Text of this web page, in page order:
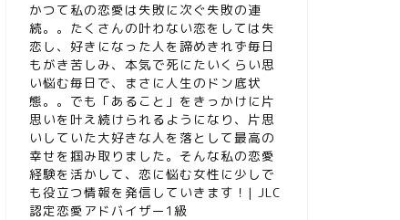
かつて私の恋愛は失敗に次ぐ失敗の連
続。。たくさんの叶わない恋をしては失
恋し、好きになった人を諦めきれず毎日
もがき苦しみ、本気で死にたいくらい思
い悩む毎日で、まさに人生のドン底状
態。。でも「あること」をきっかけに片
思いを叶え続けられるようになり、片思
いしていた大好きな人を落として最高の
幸せを掴み取りました。そんな私の恋愛
経験を活かして、恋に悩む女性に少しで
も役立つ情報を発信していきます！| JLC
認定恋愛アドバイザー1級